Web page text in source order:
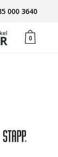
000 3640
0